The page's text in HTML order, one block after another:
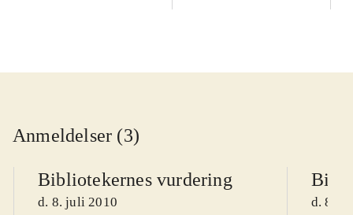
Anmeldelser (3)
Bibliotekernes vurdering
d. 8. juli 2010 d. 8.